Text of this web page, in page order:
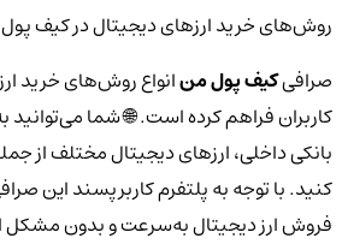
روش‌های خرید ارزهای دیجیتال در کیف
صرافیکیف پول منانواع روش‌های خرید
کاربران فراهم کرده است. 🌐 شما می‌توانید
بانکی داخلی، ارزهای دیجیتال مختلف از
کنید. با توجه به پلتفرم کاربرپسند این
فروش ارز دیجیتال به‌سرعت و بدون مشکل